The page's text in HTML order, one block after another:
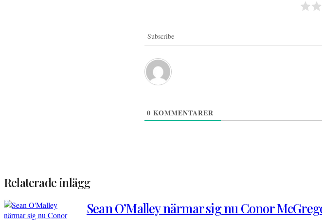
Subscribe
0 KOMMENTARER
Relaterade inlägg
Sean O’Malley närmar sig nu Conor